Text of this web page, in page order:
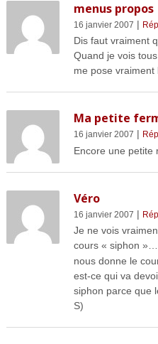
menus propos
16 janvier 2007 |
Dis faut vraiment
Quand je vois
me pose vraiment
Ma petite
16 janvier 2007 |
Encore une petite
Véro
16 janvier 2007 |
Je ne vois
cours « siphon
nous donne le
est-ce qui va
siphon parce que
S)